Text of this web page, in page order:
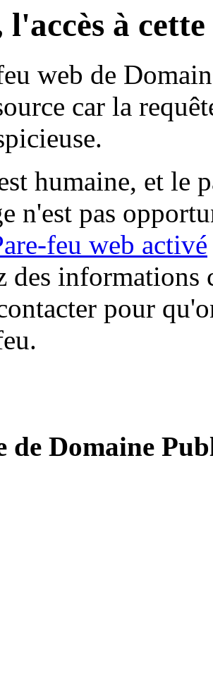
l'accès à
web de
car la
humaine, et le
n'est pas
feu web activé
des informations
pour
de Domaine